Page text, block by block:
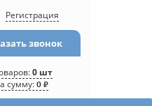
Регистрация
звонок
0 шт
сумму: 0 ₽